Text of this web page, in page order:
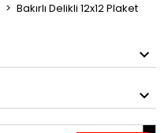
Bakırlı Delikli 12x12 Plaket